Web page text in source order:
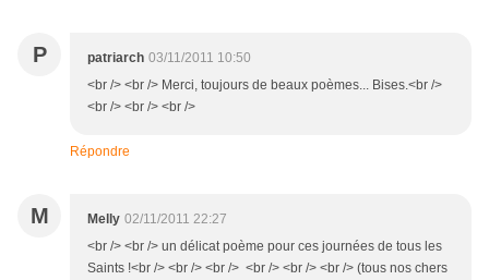
P patriarch 03/11/2011 10:50
<br /> <br /> Merci, toujours de beaux poèmes... Bises.<br />
<br /> <br /> <br />
Répondre
M Melly 02/11/2011 22:27
<br /> <br /> un délicat poème pour ces journées de tous les
Saints !<br /> <br /> <br /> <br /> <br /> <br /> (tous nos chers